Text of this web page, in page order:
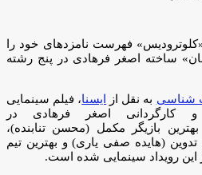
فهرست نامزدهای خود را
ساخته اصغر فرهادی در پنج رشته
شناسی به نقل از ایسنا، فیلم سینمایی
کارگردانی اصغر فرهادی در
بازیگر مکمل (محسن تنابنده)،
تدوین (هایده صفی یاری) و بهترین تیم
این رویداد سینمایی شده است.